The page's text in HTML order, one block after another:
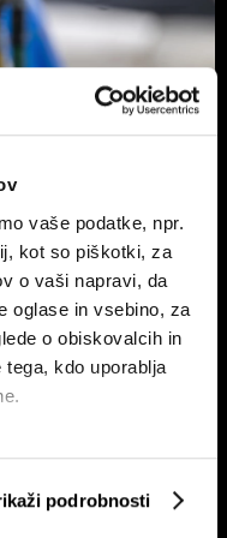
vaše podatke, npr.
kot so piškotki, za
o vaši napravi, da
oglase in vsebino, za
o obiskovalcih in
kdo uporablja
lokaciji, ki so
podrobnosti
in ali
brent podražil za
bencinskih črpalkah
derivate.